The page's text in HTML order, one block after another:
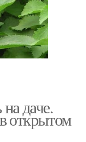
даче.
открытом